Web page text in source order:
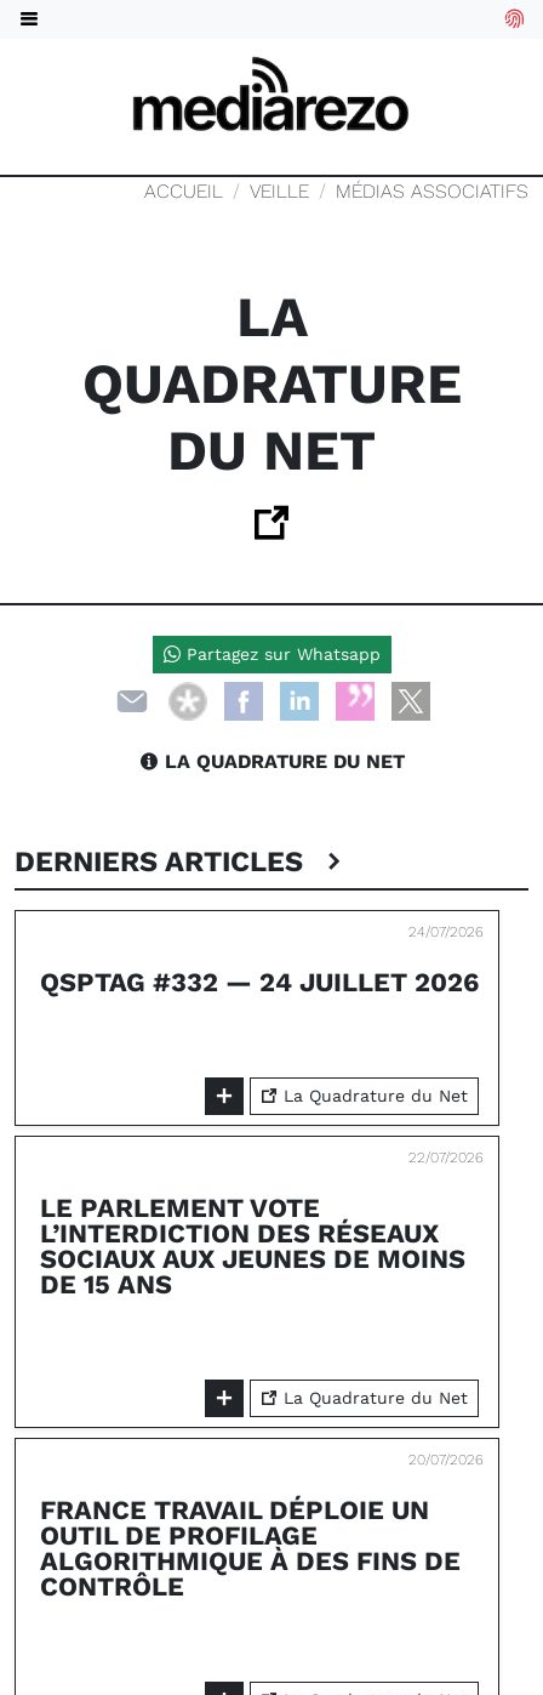
ACCUEIL VEILLE MÉDIAS ASSOCIATIFS
LA
QUADRATURE
DU NET
LA QUADRATURE DU NET
DERNIERS ARTICLES
24/07/2026
QSPTAG #332 — 24 JUILLET 2026
La Quadrature du Net
22/07/2026
LE PARLEMENT VOTE
L’INTERDICTION DES RÉSEAUX
SOCIAUX AUX JEUNES DE MOINS
DE 15 ANS
La Quadrature du Net
20/07/2026
FRANCE TRAVAIL DÉPLOIE UN
OUTIL DE PROFILAGE
ALGORITHMIQUE À DES FINS DE
CONTRÔLE
Partagez sur Whatsapp